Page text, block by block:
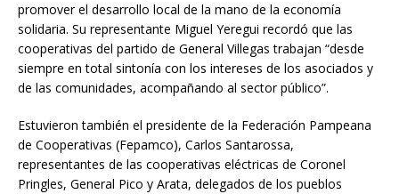
promover el desarrollo local de la mano de la economía
solidaria. Su representante Miguel Yeregui recordó que las
cooperativas del partido de General Villegas trabajan “desde
siempre en total sintonía con los intereses de los asociados y
de las comunidades, acompañando al sector público”.
Estuvieron también el presidente de la Federación Pampeana
de Cooperativas (Fepamco), Carlos Santarossa,
representantes de las cooperativas eléctricas de Coronel
Pringles, General Pico y Arata, delegados de los pueblos